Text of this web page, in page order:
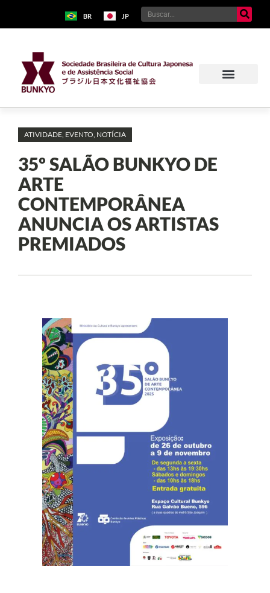
BR JP
ATIVIDADE EVENTO NOTÍCIA
35º SALÃO BUNKYO DE
ARTE
CONTEMPORÂNEA
ANUNCIA OS ARTISTAS
PREMIADOS